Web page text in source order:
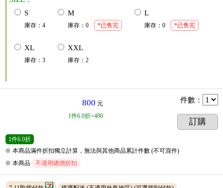
S
庫存 ： 4
M
庫存 ： 0 *已售完
L
庫存 ： 0 *已售完
XL
庫存 ： 3
XXL
庫存 ： 2
800 元
1件6.0折=480
件數 ：
訂購
1件6.0折
※ 本商品滿件折扣獨立計算，無法與其他商品累計件數 (不可混件)
※ 本商品
不適用總價折扣